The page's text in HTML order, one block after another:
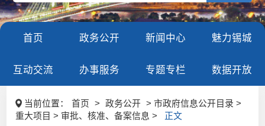
首页 政务公开 新闻中心 魅力锡城
互动交流 办事服务 专题专栏 数据开放
当前位置： 首页 > 政务公开
> 市政府信息公开目录 >
重大项目 > 审批、核准、备案信息 >
正文